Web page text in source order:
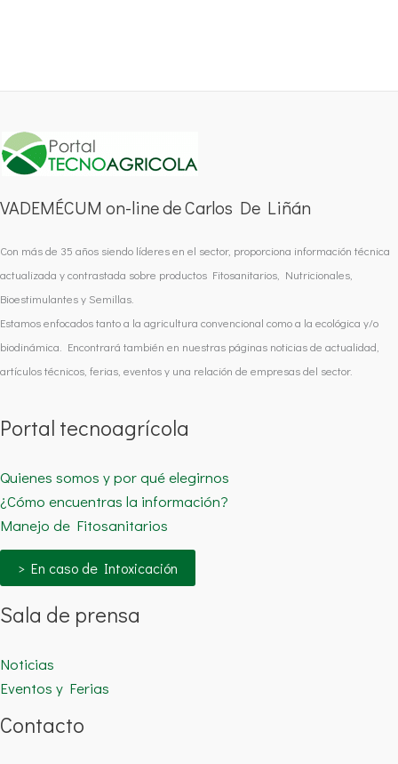
VADEMÉCUM on-line de Carlos De Liñán
Con más de 35 años siendo líderes en el sector, proporciona información técnica
actualizada y contrastada sobre productos Fitosanitarios, Nutricionales,
Bioestimulantes y Semillas.
Estamos enfocados tanto a la agricultura convencional como a la ecológica y/o
biodinámica. Encontrará también en nuestras páginas noticias de actualidad,
artículos técnicos, ferias, eventos y una relación de empresas del sector.
Portal tecnoagrícola
Quienes somos y por qué elegirnos
¿Cómo encuentras la información?
Manejo de Fitosanitarios
> En caso de Intoxicación
Sala de prensa
Noticias
Eventos y Ferias
Contacto